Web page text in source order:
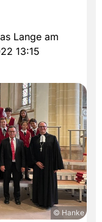
Lange am
13:15
© Hanke